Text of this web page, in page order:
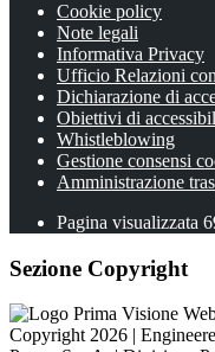
Cookie policy
Note legali
Informativa Privacy
Ufficio Relazioni
Dichiarazione di
Obiettivi di
Whistleblowing
Gestione consensi
Amministrazione
Pagina visualizzata
Sezione Copyright
Copyright 2026 |